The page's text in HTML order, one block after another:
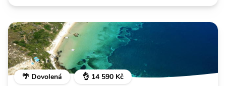
🌴 Dovolená 👌 14 590 Kč